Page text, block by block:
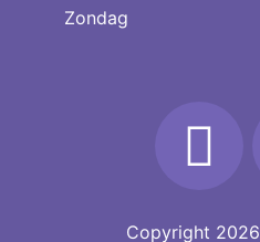
Zondag
Copyright 2026